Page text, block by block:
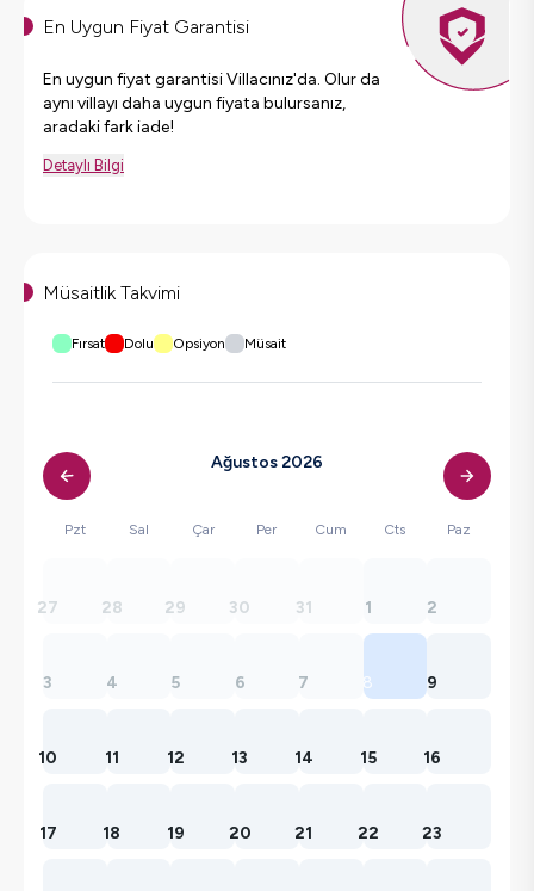
En Uygun Fiyat Garantisi
En uygun fiyat garantisi Villacınız'da. Olur da
aynı villayı daha uygun fiyata bulursanız,
aradaki fark iade!
Detaylı Bilgi
Müsaitlik Takvimi
Fırsat Dolu Opsiyon Müsait
Ağustos 2026
Pzt Sal Çar Per Cum Cts Paz
27 28 29 30 31 1 2
3 4 5 6 7 8 9
10 11 12 13 14 15 16
17 18 19 20 21 22 23